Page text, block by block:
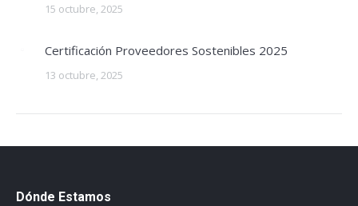
15 octubre, 2025
Certificación Proveedores Sostenibles 2025
13 octubre, 2025
Dónde Estamos